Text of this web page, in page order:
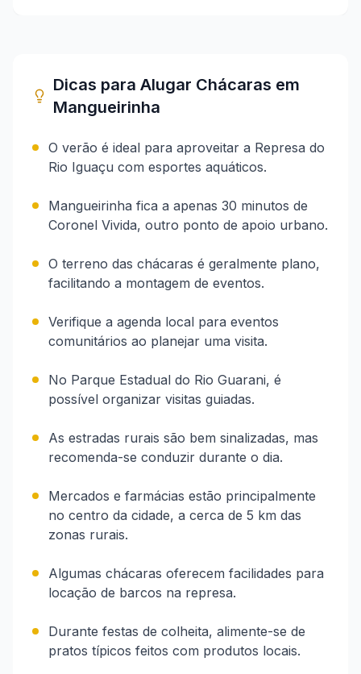
Dicas para Alugar Chácaras em
Mangueirinha
O verão é ideal para aproveitar a Represa do
Rio Iguaçu com esportes aquáticos.
Mangueirinha fica a apenas 30 minutos de
Coronel Vivida, outro ponto de apoio urbano.
O terreno das chácaras é geralmente plano,
facilitando a montagem de eventos.
Verifique a agenda local para eventos
comunitários ao planejar uma visita.
No Parque Estadual do Rio Guarani, é
possível organizar visitas guiadas.
As estradas rurais são bem sinalizadas, mas
recomenda-se conduzir durante o dia.
Mercados e farmácias estão principalmente
no centro da cidade, a cerca de 5 km das
zonas rurais.
Algumas chácaras oferecem facilidades para
locação de barcos na represa.
Durante festas de colheita, alimente-se de
pratos típicos feitos com produtos locais.